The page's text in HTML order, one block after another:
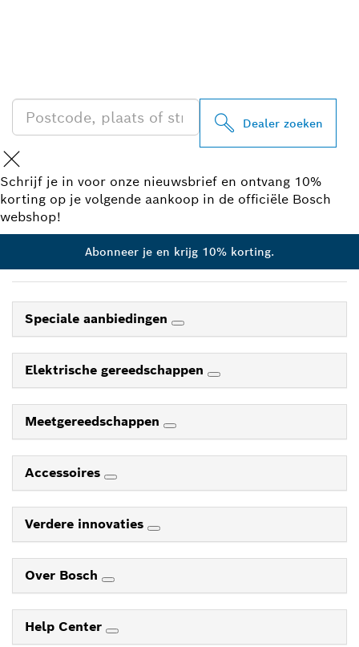
Dealer zoeken
Schrijf je in voor onze nieuwsbrief en ontvang 10%
korting op je volgende aankoop in de officiële Bosch
webshop!
Abonneer je en krijg 10% korting.
Speciale aanbiedingen
Elektrische gereedschappen
Meetgereedschappen
Accessoires
Verdere innovaties
Over Bosch
Help Center